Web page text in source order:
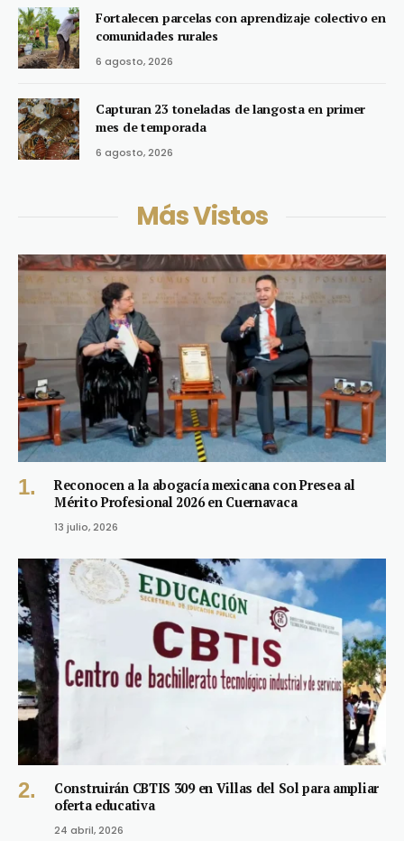
Fortalecen parcelas con aprendizaje colectivo en
comunidades rurales
6 agosto, 2026
Capturan 23 toneladas de langosta en primer
mes de temporada
6 agosto, 2026
Más Vistos
Reconocen a la abogacía mexicana con Presea al
Mérito Profesional 2026 en Cuernavaca
13 julio, 2026
Construirán CBTIS 309 en Villas del Sol para ampliar
oferta educativa
24 abril, 2026